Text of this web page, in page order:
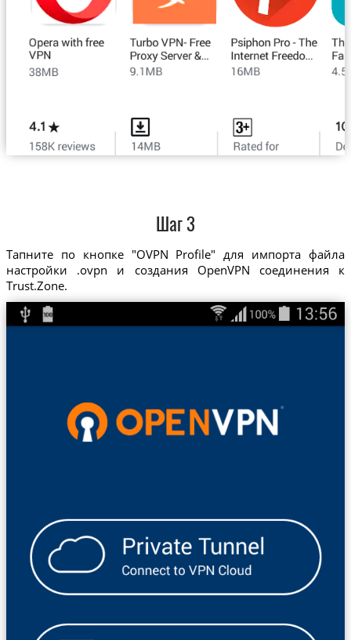
Шаг 3
Тапните по кнопке "OVPN Profile" для импорта файла
настройки .ovpn и создания OpenVPN соединения к
Trust.Zone.